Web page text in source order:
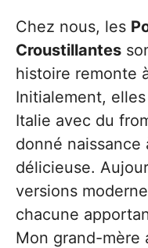
Chez nous, les
Croustillantes
histoire remonte
Initialement,
Italie avec du
donné
délicieuse.
versions
chacune
Mon grand-mère